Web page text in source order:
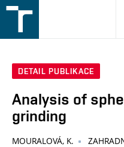
v
DETAIL PUBLIKACE
Analysis of
grinding
MOURALOVÁ, K.